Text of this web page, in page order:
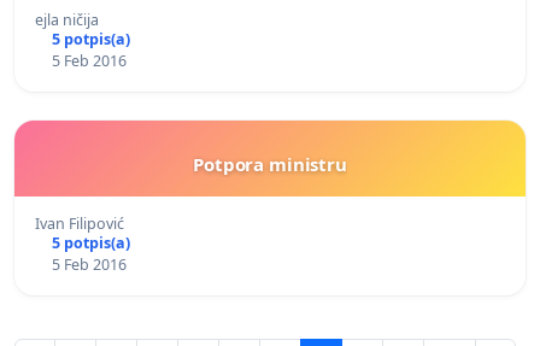
ejla ničija
5 potpis(a)
5 Feb 2016
Potpora ministru
Ivan Filipović
5 potpis(a)
5 Feb 2016